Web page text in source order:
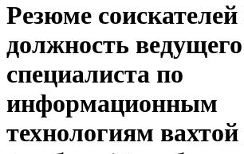
Резюме соискателей
должность ведущего
специалиста по
информационным
технологиям вахтой